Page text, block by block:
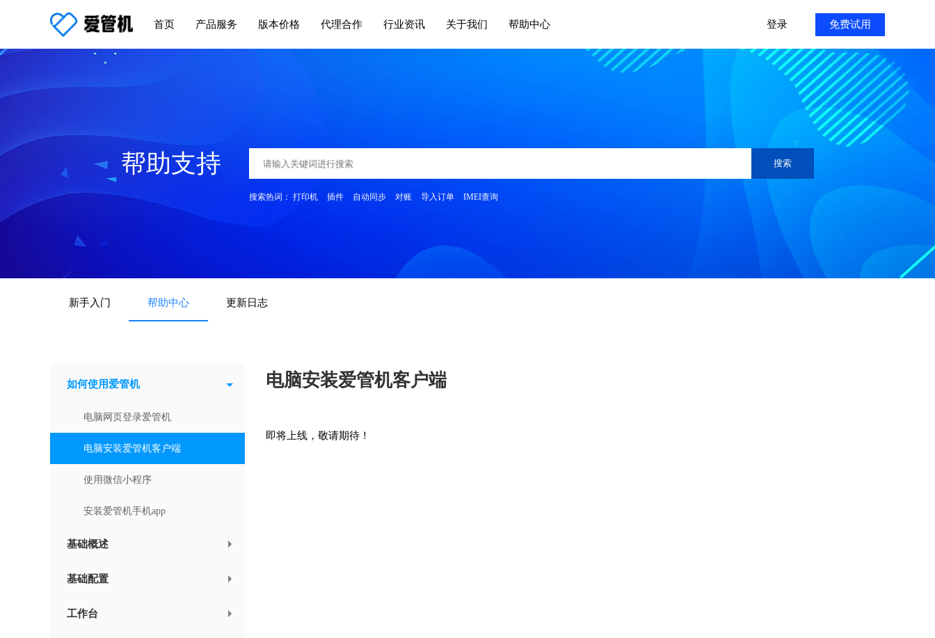
首页 产品服务 版本价格 代理合作 行业资讯 关于我们 帮助中心 登录 免费试用
帮助支持 搜索
搜索热词： 打印机 插件 自动同步 对账 导入订单 IMEI查询
新手入门 帮助中心 更新日志
如何使用爱管机
电脑网页登录爱管机
电脑安装爱管机客户端
使用微信小程序
安装爱管机手机app
基础概述
基础配置
工作台
电脑安装爱管机客户端
即将上线，敬请期待！